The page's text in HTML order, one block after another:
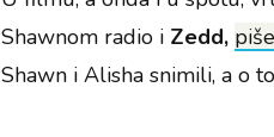
Shawnom radio i Zedd,
Shawn i Alisha snimili, a o